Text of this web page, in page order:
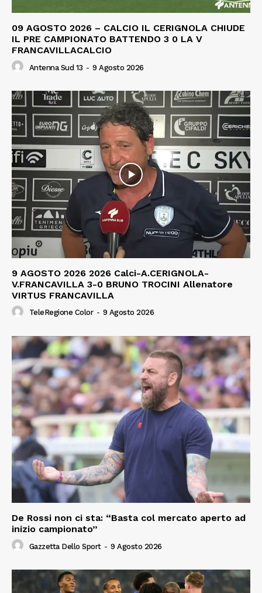
09 AGOSTO 2026 – CALCIO IL CERIGNOLA CHIUDE
IL PRE CAMPIONATO BATTENDO 3 0 LA V
FRANCAVILLACALCIO
Antenna Sud 13 - 9 Agosto 2026
9 AGOSTO 2026 2026 Calci-A.CERIGNOLA-
V.FRANCAVILLA 3-0 BRUNO TROCINI Allenatore
VIRTUS FRANCAVILLA
TeleRegione Color - 9 Agosto 2026
De Rossi non ci sta: “Basta col mercato aperto ad
inizio campionato”
Gazzetta Dello Sport - 9 Agosto 2026